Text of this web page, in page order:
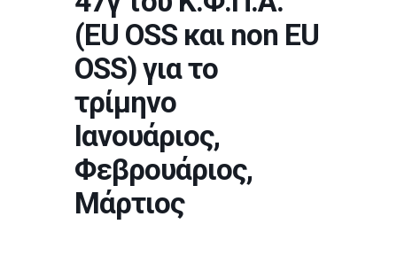
(EU OSS και non EU
OSS) για το
τρίμηνο
Ιανουάριος,
Φεβρουάριος,
Μάρτιος